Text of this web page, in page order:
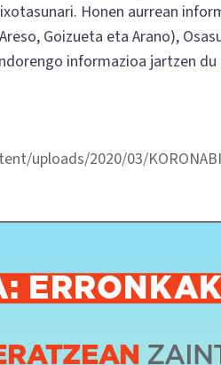
Honen aurrean
Goizueta eta Arano),
informazioa jartzen du
uploads/2020/03/